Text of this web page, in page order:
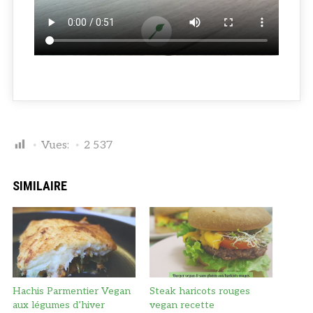
Vues: 2 537
SIMILAIRE
Hachis Parmentier Vegan
aux légumes d’hiver
Steak haricots rouges
vegan recette